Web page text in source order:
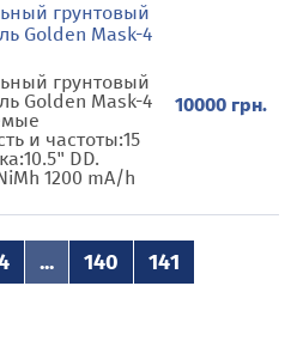
грунтовый
Golden Mask-4
грунтовый
Golden Mask-4
и частоты:15
DD.
1200 mA/h
10000 грн.
... 140 141